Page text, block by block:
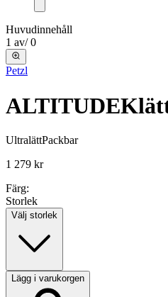
Huvudinnehåll
1 av/ 0
Petzl
ALTITUDE
UltralättPackbar
1 279 kr
Färg:
Storlek
Välj storlek
Lägg i varukorgen